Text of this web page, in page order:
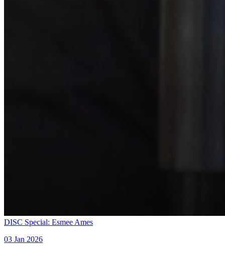
DISC Special: Esmee Ames
03 Jan 2026